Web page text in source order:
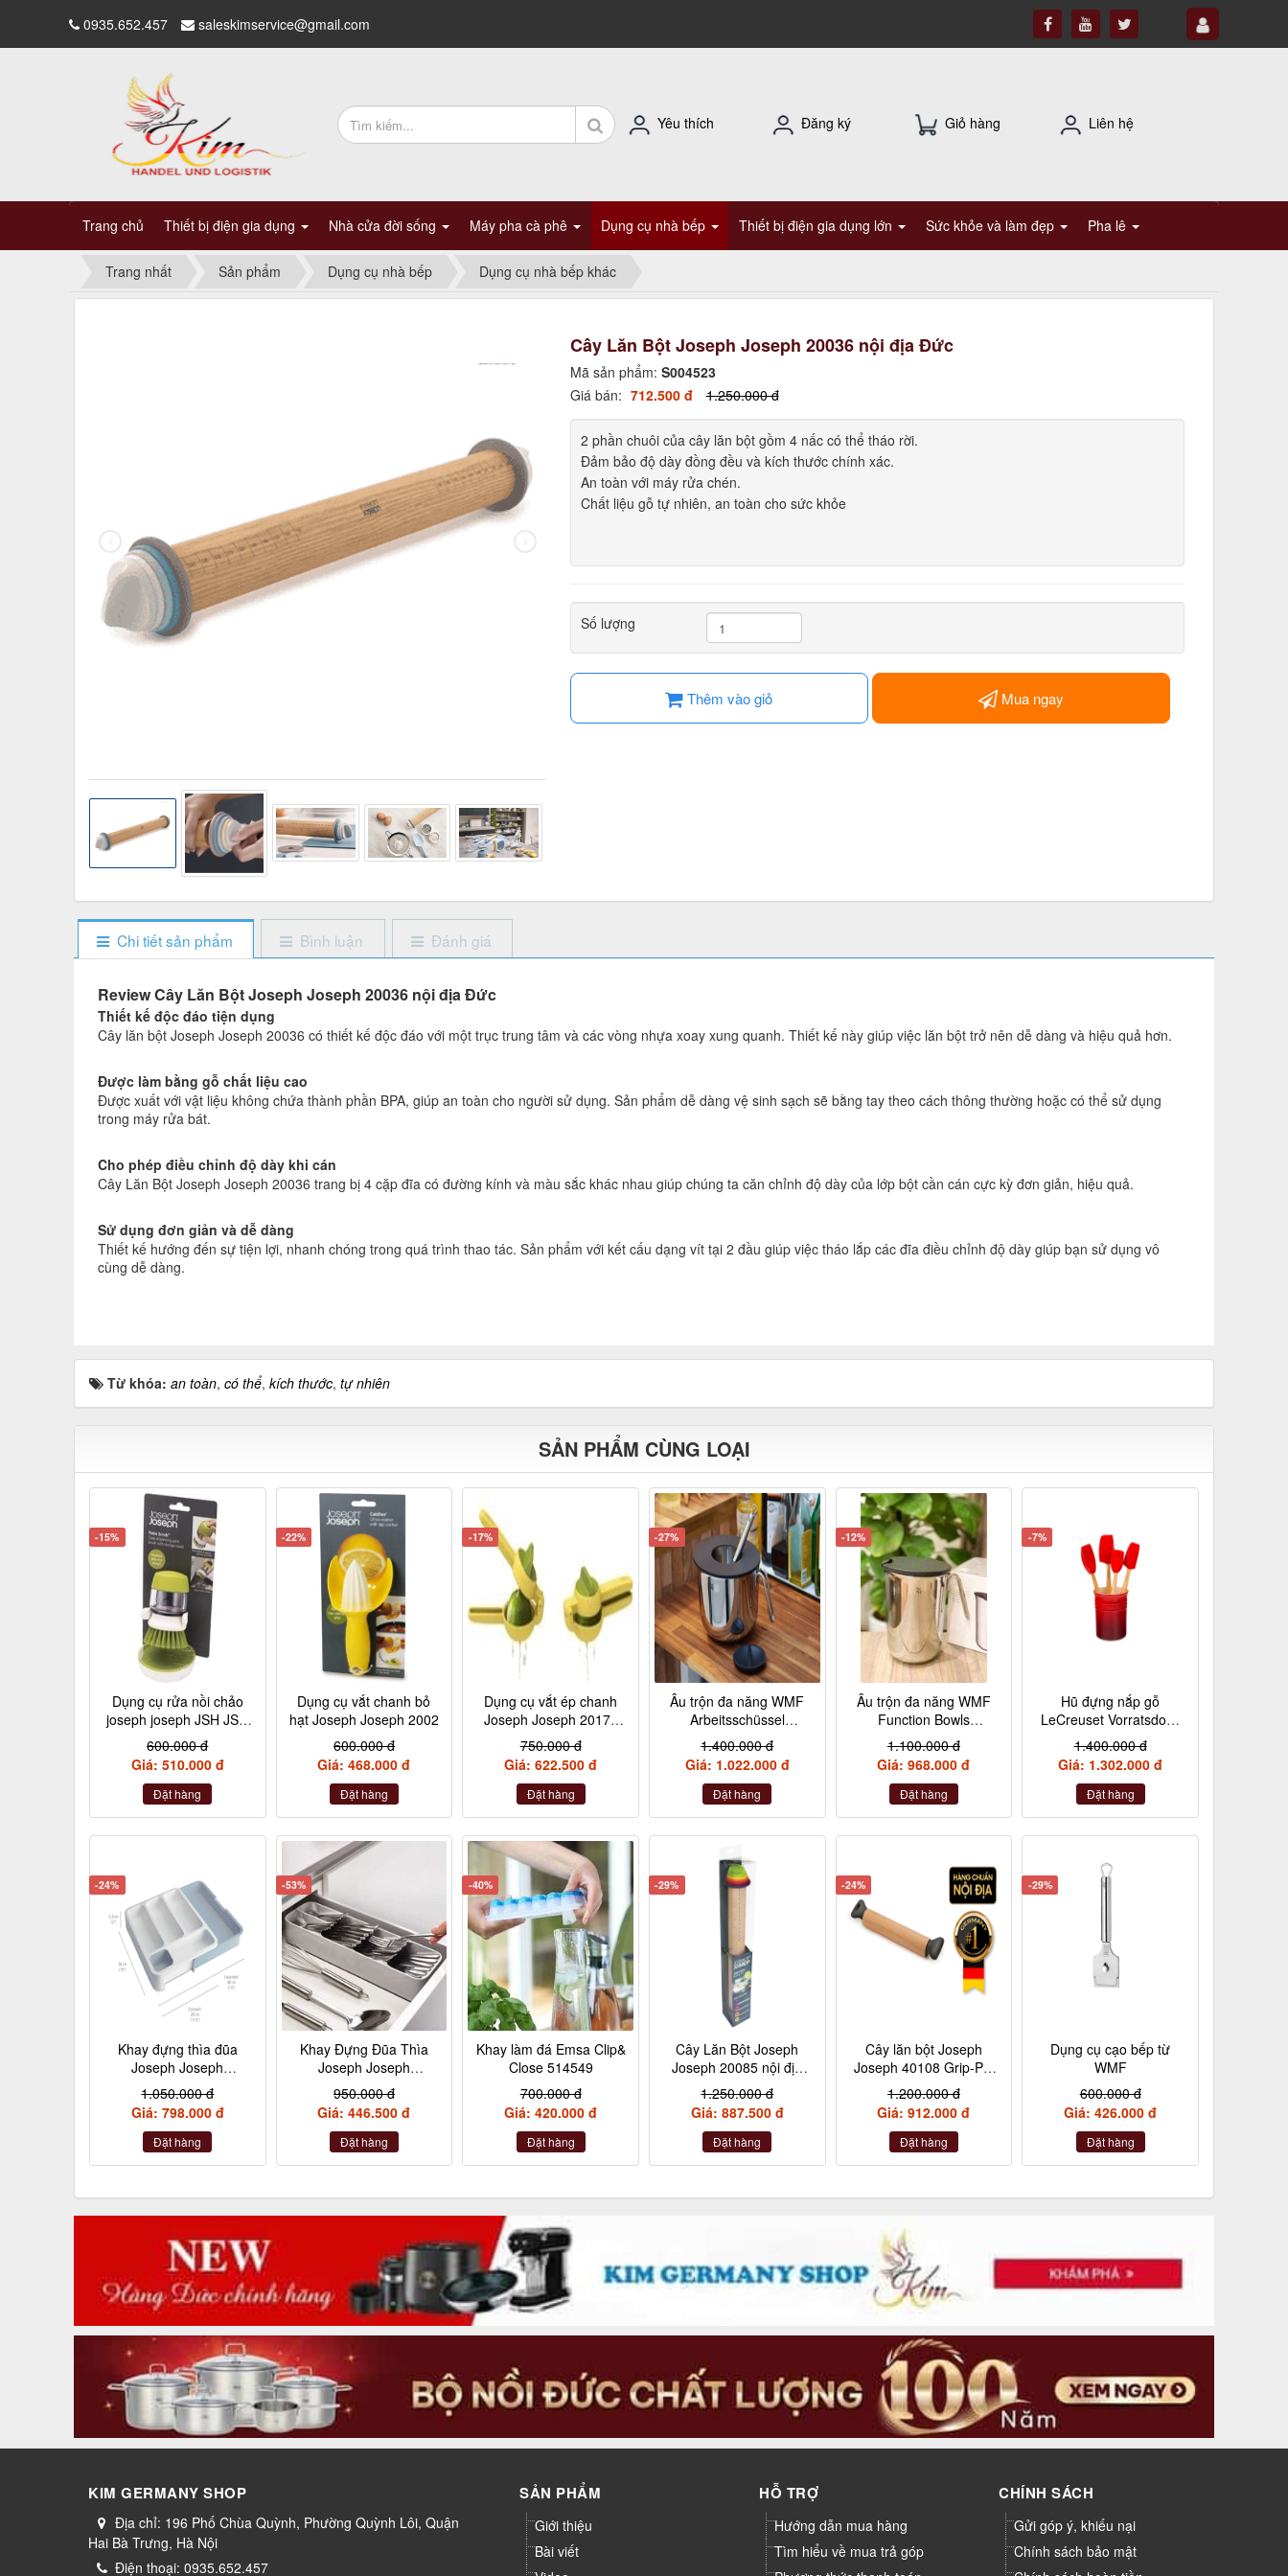
0935.652.457 saleskimservice@gmail.com
Yêu thích Đăng ký Giỏ hàng Liên hệ
Trang chủ Thiết bị điện gia dụng Nhà cửa đời sống Máy pha cà phê Dụng cụ nhà bếp Thiết bị điện gia dụng lớn Sức khỏe và làm đẹp Pha lê
Trang nhất Sản phẩm Dụng cụ nhà bếp Dụng cụ nhà bếp khác
Cây Lăn Bột Joseph Joseph 20036 nội địa Đức
Mã sản phẩm: S004523
Giá bán: 712.500 đ 1.250.000 đ
2 phần chuôi của cây lăn bột gồm 4 nấc có thể tháo rời.
Đảm bảo độ dày đồng đều và kích thước chính xác.
An toàn với máy rửa chén.
Chất liệu gỗ tự nhiên, an toàn cho sức khỏe
Số lượng
Thêm vào giỏ Mua ngay
Chi tiết sản phẩm Bình luận Đánh giá
Review Cây Lăn Bột Joseph Joseph 20036 nội địa Đức
Thiết kế độc đáo tiện dụng
Cây lăn bột Joseph Joseph 20036 có thiết kế độc đáo với một trục trung tâm và các vòng nhựa xoay xung quanh. Thiết kế này giúp việc lăn bột trở nên dễ dàng và hiệu quả hơn.
Được làm bằng gỗ chất liệu cao
Được xuất với vật liệu không chứa thành phần BPA, giúp an toàn cho người sử dụng. Sản phẩm dễ dàng vệ sinh sạch sẽ bằng tay theo cách thông thường hoặc có thể sử dụng
trong máy rửa bát.
Cho phép điều chỉnh độ dày khi cán
Cây Lăn Bột Joseph Joseph 20036 trang bị 4 cặp đĩa có đường kính và màu sắc khác nhau giúp chúng ta căn chỉnh độ dày của lớp bột cần cán cực kỳ đơn giản, hiệu quả.
Sử dụng đơn giản và dễ dàng
Thiết kế hướng đến sự tiện lợi, nhanh chóng trong quá trình thao tác. Sản phẩm với kết cấu dạng vít tại 2 đầu giúp việc tháo lắp các đĩa điều chỉnh độ dày giúp bạn sử dụng vô
cùng dễ dàng.
Từ khóa: an toàn, có thể, kích thước, tự nhiên
SẢN PHẨM CÙNG LOẠI
-15%
Dụng cụ rửa nồi chảo
joseph joseph JSH JSH
Palm Srub
600.000 đ
Giá: 510.000 đ
Đặt hàng
-22%
Dụng cụ vắt chanh bỏ
hạt Joseph Joseph 2002
600.000 đ
Giá: 468.000 đ
Đặt hàng
-17%
Dụng cụ vắt ép chanh
Joseph Joseph 20171
JuiceMax
750.000 đ
Giá: 622.500 đ
Đặt hàng
-27%
Âu trộn đa năng WMF
Arbeitsschüssel
Functional
1.400.000 đ
Giá: 1.022.000 đ
Đặt hàng
-12%
Âu trộn đa năng WMF
Function Bowls
Rührschüssel mit Griff Ø
12,5 cm Cromargan
Edelstahl (WMF
Arbeitsschüssel
Stabmixer)
1.100.000 đ
Giá: 968.000 đ
Đặt hàng
-7%
Hũ đựng nắp gỗ
LeCreuset Vorratsdose
m. Holzdeckel 10cm
Kirsche- màu đỏ
1.400.000 đ
Giá: 1.302.000 đ
Đặt hàng
-24%
Khay đựng thìa đũa
Joseph Joseph
DrawnStore 85116 màu
xanh xám nội địa
1.050.000 đ
Giá: 798.000 đ
Đặt hàng
-53%
Khay Đựng Đũa Thìa
Joseph Joseph
DrawerStore 85119
950.000 đ
Giá: 446.500 đ
Đặt hàng
-40%
Khay làm đá Emsa Clip&
Close 514549
700.000 đ
Giá: 420.000 đ
Đặt hàng
-29%
Cây Lăn Bột Joseph
Joseph 20085 nội địa
Đức
1.250.000 đ
Giá: 887.500 đ
Đặt hàng
-24%
Cây lăn bột Joseph
Joseph 40108 Grip-Pin
nội địa Đức
1.200.000 đ
Giá: 912.000 đ
Đặt hàng
-29%
Dụng cụ cạo bếp từ
WMF
600.000 đ
Giá: 426.000 đ
Đặt hàng
KIM GERMANY SHOP
Địa chỉ: 196 Phố Chùa Quỳnh, Phường Quỳnh Lôi, Quận
Hai Bà Trưng, Hà Nội
Điện thoại: 0935.652.457
SẢN PHẨM
Giới thiệu
Bài viết
HỖ TRỢ
Hướng dẫn mua hàng
Tìm hiểu về mua trả góp
CHÍNH SÁCH
Gửi góp ý, khiếu nại
Chính sách bảo mật